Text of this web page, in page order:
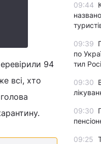
94
всі, хто
09:44
09:39
по
тил
09:30
09:30
09:25